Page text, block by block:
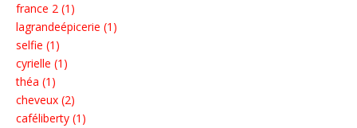
france 2 (1)
lagrandeépicerie (1)
selfie (1)
cyrielle (1)
théa (1)
cheveux (2)
caféliberty (1)